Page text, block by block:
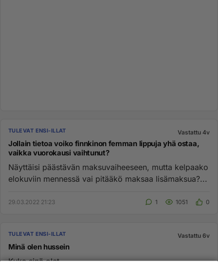
TULEVAT ENSI-ILLAT Vastattu 4v
Jollain tietoa voiko finnkinon femman lippuja yhä ostaa,
vaikka vuorokausi vaihtunut?
Näyttäisi päästävän maksuvaiheeseen, mutta kelpaako
elokuviin mennessä vai pitääkö maksaa lisämaksua?...
29.03.2022 21:23 1 1051 0
TULEVAT ENSI-ILLAT Vastattu 6v
Minä olen hussein
Kuka sinä olet...